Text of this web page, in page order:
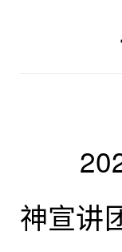
2025
神宣讲